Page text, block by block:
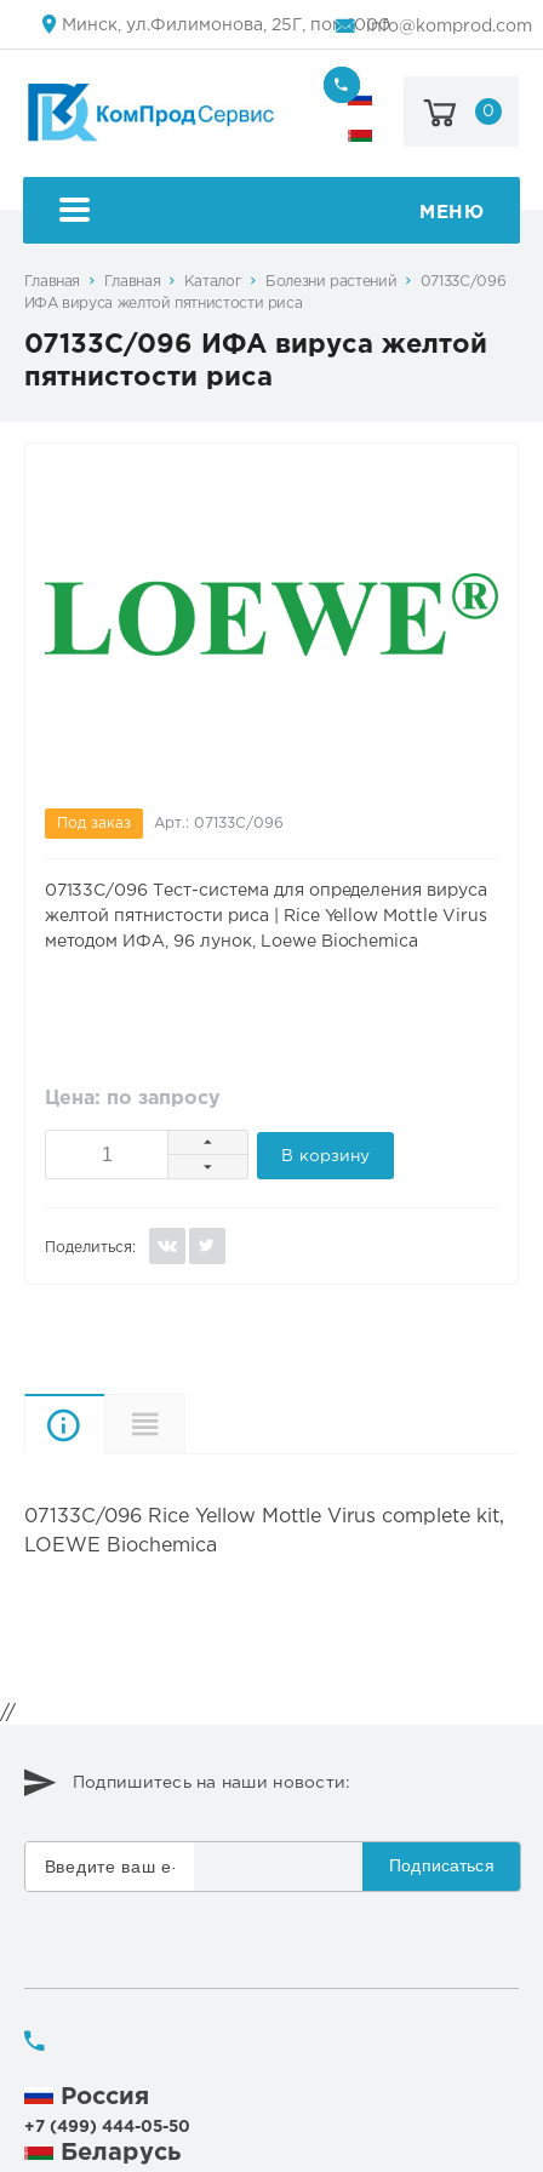
Минск, ул.Филимонова, 25Г, пом.1000info@komprod.com
(499)
444-
50
0
МЕНЮ
Главная Главная Каталог Болезни растений
07133C/096
ИФА вируса желтой пятнистости риса
07133C/096 ИФА вируса желтой
пятнистости риса
Под заказ Арт.: 07133C/096
07133C/096 Тест-система для определения вируса
желтой пятнистости риса | Rice Yellow Mottle Virus
методом ИФА, 96 лунок, Loewe Biochemica
Цена: по запросу
В корзину
Поделиться:
Описание
07133C/096 Rice Yellow Mottle Virus complete kit,
LOEWE Biochemica
//
Подпишитесь на наши новости:
Подписаться
Россия
+7 (499) 444-05-50
Беларусь